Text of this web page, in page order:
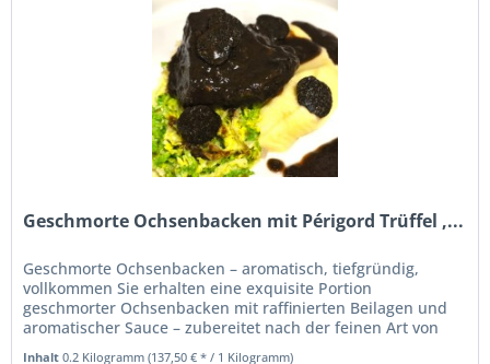
Geschmorte Ochsenbacken mit Périgord Trüffel ,...
Geschmorte Ochsenbacken – aromatisch, tiefgründig,
vollkommen Sie erhalten eine exquisite Portion
geschmorter Ochsenbacken mit raffinierten Beilagen und
aromatischer Sauce – zubereitet nach der feinen Art von
Mikschy’s Gaumen...
Inhalt0.2 Kilogramm(137,50 € * / 1 Kilogramm)